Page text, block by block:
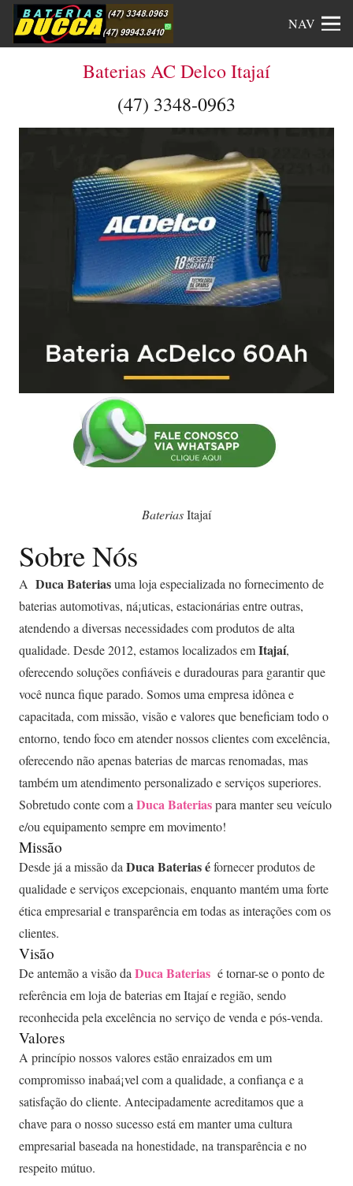
NAV
Baterias AC Delco Itajaí
(47) 3348-0963
BateriasItajaí
Sobre Nós
A Duca Bateriasuma loja especializada no fornecimento de
baterias automotivas, ná¡uticas, estacionárias entre outras,
atendendo a diversas necessidades com produtos de alta
qualidade. Desde 2012, estamos localizados emItajaí,
oferecendo soluções confiáveis e duradouras para garantir que
você nunca fique parado. Somos uma empresa idônea e
capacitada, com missão, visão e valores que beneficiam todo o
entorno, tendo foco em atender nossos clientes com excelência,
oferecendo não apenas baterias de marcas renomadas, mas
também um atendimento personalizado e serviços superiores.
Sobretudo conte com a Duca Bateriaspara manter seu veí­culo
e/ou equipamento sempre em movimento!
Missão
Desde já a missão da Duca Baterias éfornecer produtos de
qualidade e serviços excepcionais, enquanto mantém uma forte
ética empresarial e transparência em todas as interações com os
clientes.
Visão
De antemão a visão da Duca Baterias é tornar-se o ponto de
referência em loja de baterias em Itajaí e região, sendo
reconhecida pela excelência no serviço de venda e pós-venda.
Valores
A princí­pio nossos valores estão enraizados em um
compromisso inabaá¡vel com a qualidade, a confiança e a
satisfação do cliente. Antecipadamente acreditamos que a
chave para o nosso sucesso está em manter uma cultura
empresarial baseada na honestidade, na transparência e no
respeito mútuo.